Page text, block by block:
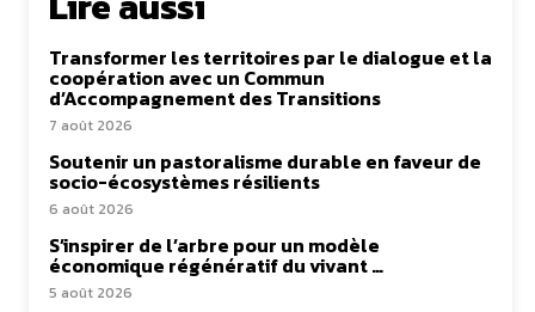
Transformer les territoires par le dialogue et la
coopération avec un Commun
d’Accompagnement des Transitions
7 août 2026
Soutenir un pastoralisme durable en faveur de
socio-écosystèmes résilients
6 août 2026
S’inspirer de l’arbre pour un modèle
économique régénératif du vivant …
5 août 2026